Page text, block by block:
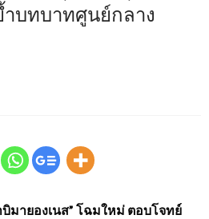
ำบทบาทศูนย์กลาง
มายองเนส” โฉมใหม่ ตอบโจทย์